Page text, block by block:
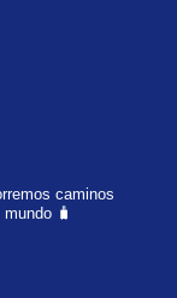
caminos
🧳